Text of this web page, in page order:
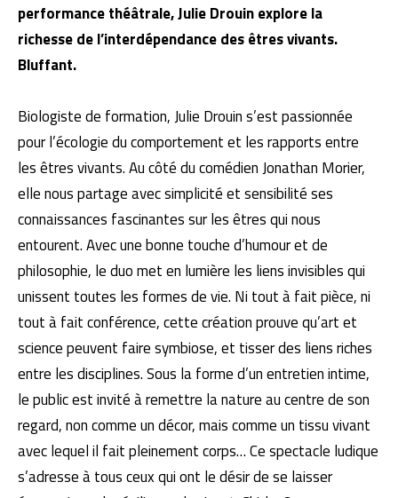
performance théâtrale, Julie Drouin explore la
richesse de l’interdépendance des êtres vivants.
Bluffant.
Biologiste de formation, Julie Drouin s’est passionnée
pour l’écologie du comportement et les rapports entre
les êtres vivants. Au côté du comédien Jonathan Morier,
elle nous partage avec simplicité et sensibilité ses
connaissances fascinantes sur les êtres qui nous
entourent. Avec une bonne touche d’humour et de
philosophie, le duo met en lumière les liens invisibles qui
unissent toutes les formes de vie. Ni tout à fait pièce, ni
tout à fait conférence, cette création prouve qu’art et
science peuvent faire symbiose, et tisser des liens riches
entre les disciplines. Sous la forme d’un entretien intime,
le public est invité à remettre la nature au centre de son
regard, non comme un décor, mais comme un tissu vivant
avec lequel il fait pleinement corps… Ce spectacle ludique
s’adresse à tous ceux qui ont le désir de se laisser